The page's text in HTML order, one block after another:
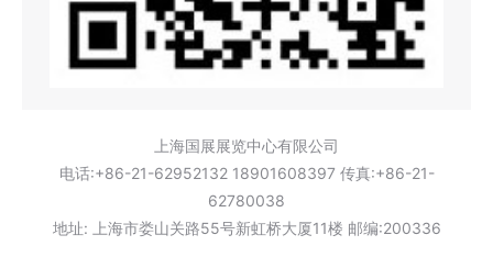
上海国展展览中心有限公司
电话:+86-21-62952132 18901608397 传真:+86-21-
62780038
地址: 上海市娄山关路55号新虹桥大厦11楼 邮编:200336